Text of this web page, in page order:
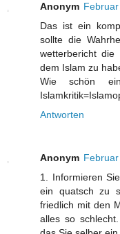
Anonym
Das ist ein
sollte die
wetterbericht
dem Islam zu
Wie schön
Antworten
Anonym
1. Informieren
ein quatsch zu
friedlich mit den
alles so